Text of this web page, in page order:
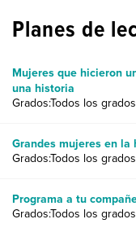
Planes de
Mujeres que hicieron
una historia
Grados:Todos los grados
Grandes mujeres en la
Grados:Todos los grados
Programa a tu
Grados:Todos los grados